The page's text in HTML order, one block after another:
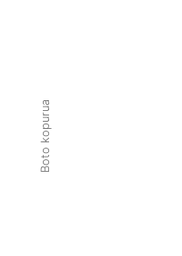
Boto kopurua